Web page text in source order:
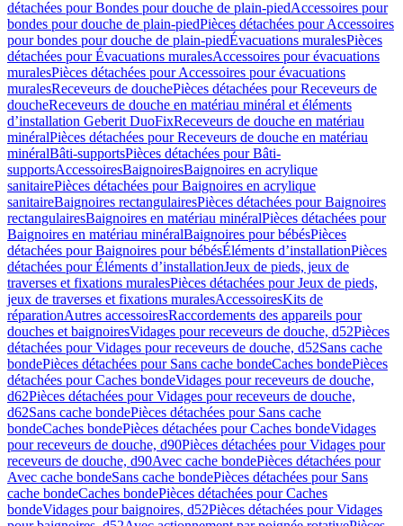
détachées pour Bondes pour douche de plain-piedAccessoires pour
bondes pour douche de plain-piedPièces détachées pour Accessoires
pour bondes pour douche de plain-piedÉvacuations muralesPièces
détachées pour Évacuations muralesAccessoires pour évacuations
muralesPièces détachées pour Accessoires pour évacuations
muralesReceveurs de douchePièces détachées pour Receveurs de
doucheReceveurs de douche en matériau minéral et éléments
d’installation Geberit DuoFixReceveurs de douche en matériau
minéralPièces détachées pour Receveurs de douche en matériau
minéralBâti-supportsPièces détachées pour Bâti-
supportsAccessoiresBaignoiresBaignoires en acrylique
sanitairePièces détachées pour Baignoires en acrylique
sanitaireBaignoires rectangulairesPièces détachées pour Baignoires
rectangulairesBaignoires en matériau minéralPièces détachées pour
Baignoires en matériau minéralBaignoires pour bébésPièces
détachées pour Baignoires pour bébésÉléments d’installationPièces
détachées pour Éléments d’installationJeux de pieds, jeux de
traverses et fixations muralesPièces détachées pour Jeux de pieds,
jeux de traverses et fixations muralesAccessoiresKits de
réparationAutres accessoiresRaccordements des appareils pour
douches et baignoiresVidages pour receveurs de douche, d52Pièces
détachées pour Vidages pour receveurs de douche, d52Sans cache
bondePièces détachées pour Sans cache bondeCaches bondePièces
détachées pour Caches bondeVidages pour receveurs de douche,
d62Pièces détachées pour Vidages pour receveurs de douche,
d62Sans cache bondePièces détachées pour Sans cache
bondeCaches bondePièces détachées pour Caches bondeVidages
pour receveurs de douche, d90Pièces détachées pour Vidages pour
receveurs de douche, d90Avec cache bondePièces détachées pour
Avec cache bondeSans cache bondePièces détachées pour Sans
cache bondeCaches bondePièces détachées pour Caches
bondeVidages pour baignoires, d52Pièces détachées pour Vidages